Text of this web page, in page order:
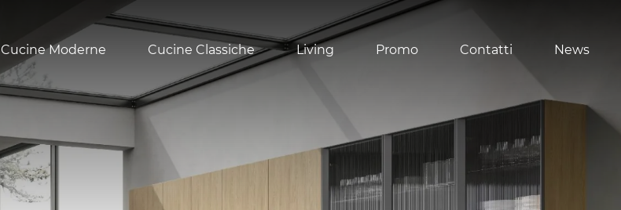
Cucine Moderne Cucine Classiche Living Promo Contatti News